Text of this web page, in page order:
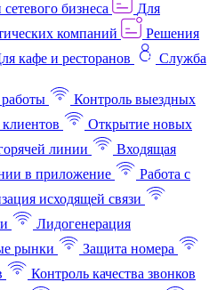
бизнеса
Для
компаний
Решения
кафе и ресторанов
Служба
Контроль выездных
Открытие новых
линии
Входящая
в приложение
Работа с
исходящей связи
Лидогенерация
рынки
Защита номера
Контроль качества звонков